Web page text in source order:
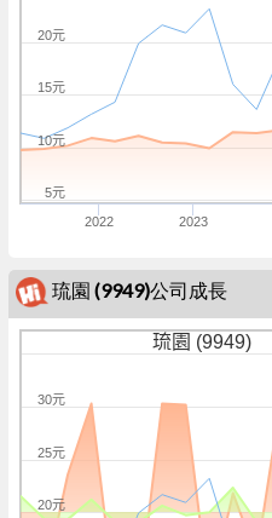
2022 2023
5元
10元
15元
20元
琉園 (9949)公司成長
琉園 (9949)
20元
25元
30元